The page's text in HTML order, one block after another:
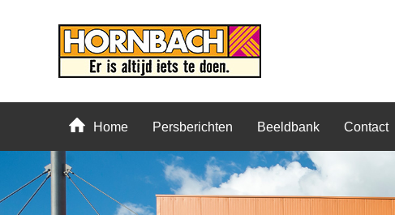
Home Persberichten Beeldbank Contact